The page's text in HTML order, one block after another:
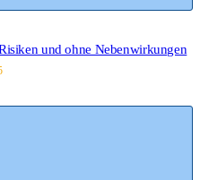
und ohne Nebenwirkungen